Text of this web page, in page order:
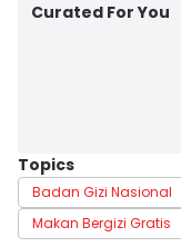
Curated For You
Topics
Badan Gizi Nasional
Makan Bergizi Gratis